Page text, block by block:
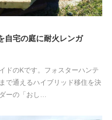
自宅の庭に耐火レンガ
ドのKです。フォスターハンテ
で通えるハイブリッド移住を決
ーの「おし…